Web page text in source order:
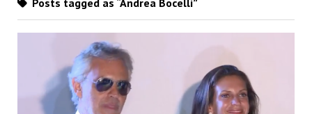
Posts tagged as “Andrea Bocelli”